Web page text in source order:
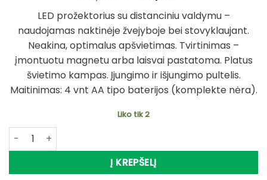
price
was:
39,95 €.
price
is:
29,95 €.
LED prožektorius su distanciniu valdymu –
naudojamas naktinėje žvejyboje bei stovyklaujant.
Neakina, optimalus apšvietimas. Tvirtinimas –
įmontuotu magnetu arba laisvai pastatoma. Platus
švietimo kampas. Įjungimo ir išjungimo pultelis.
Maitinimas: 4 vnt AA tipo baterijos (komplekte nėra).
Liko tik 2
produkto kiekis: Kubas Palapinei Prožektorius su
Į KREPŠELĮ